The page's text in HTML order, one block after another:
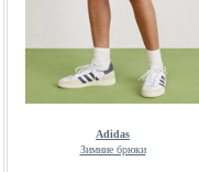
Adidas
Зимние брюки